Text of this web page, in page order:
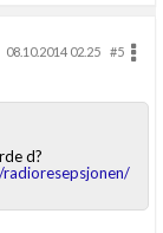
08.10.2014 02.25
#5
d?